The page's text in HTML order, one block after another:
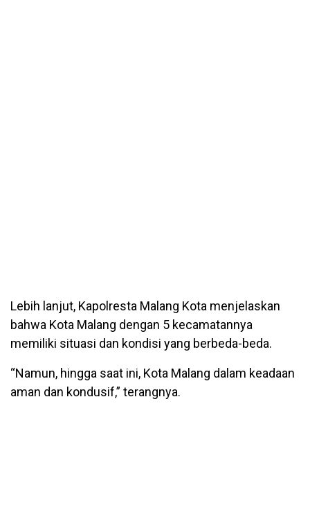
Lebih lanjut, Kapolresta Malang Kota menjelaskan
bahwa Kota Malang dengan 5 kecamatannya
memiliki situasi dan kondisi yang berbeda-beda.
“Namun, hingga saat ini, Kota Malang dalam keadaan
aman dan kondusif,” terangnya.